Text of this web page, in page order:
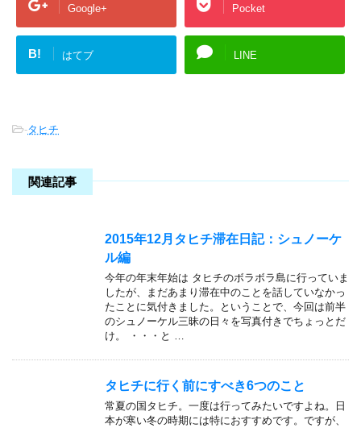
Google+ Pocket
B! はてブ LINE
-タヒチ
関連記事
2015年12月タヒチ滞在日記：シュノーケ
ル編
今年の年末年始は タヒチのボラボラ島に行っていま
したが、まだあまり滞在中のことを話していなかっ
たことに気付きました。ということで、今回は前半
のシュノーケル三昧の日々を写真付きでちょっとだ
け。 ・・・と …
タヒチに行く前にすべき6つのこと
常夏の国タヒチ。一度は行ってみたいですよね。日
本が寒い冬の時期には特におすすめです。ですが、